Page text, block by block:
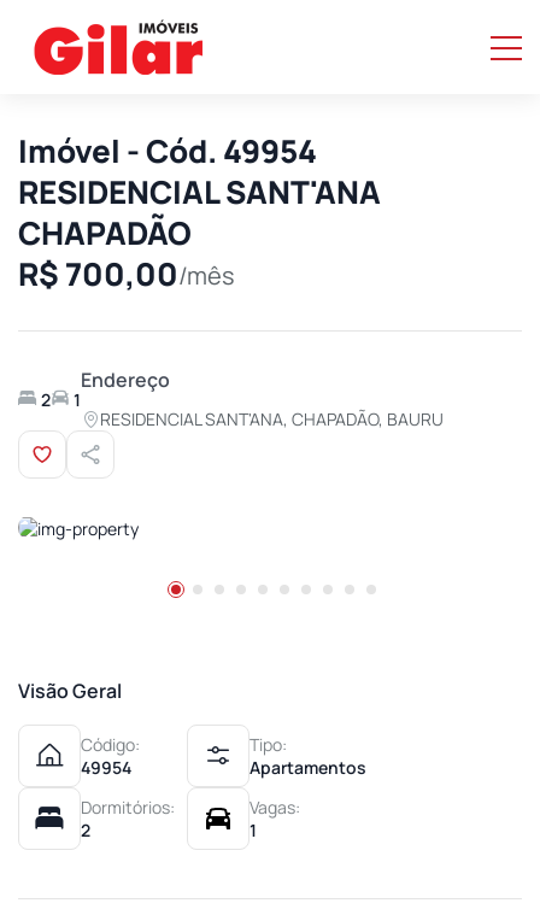
Imóvel - Cód. 49954
RESIDENCIAL SANT'ANA
CHAPADÃO
R$ 700,00/mês
2 1
Endereço
RESIDENCIAL SANT'ANA, CHAPADÃO, BAURU
Visão Geral
Código:
49954
Tipo:
Apartamentos
Dormitórios:
2
Vagas:
1